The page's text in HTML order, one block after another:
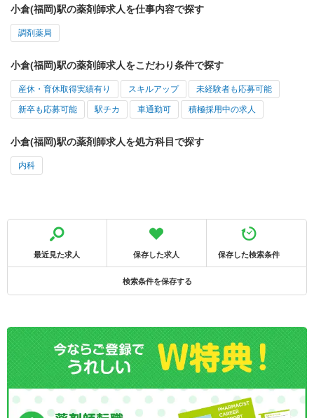
小倉(福岡)駅の薬剤師求人を仕事内容で探す
調剤薬局
小倉(福岡)駅の薬剤師求人をこだわり条件で探す
産休・育休取得実績有り スキルアップ 未経験者も応募可能
新卒も応募可能 駅チカ 車通勤可 積極採用中の求人
小倉(福岡)駅の薬剤師求人を処方科目で探す
内科
最近見た求人 保存した求人 保存した検索条件
検索条件を保存する